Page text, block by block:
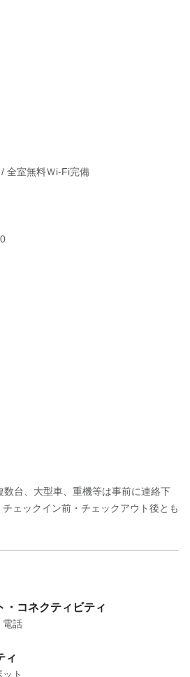
/ 全室無料Ｗi-Fi完備
数台、大型車、重機等は事前に連絡下
ェックイン前・チェックアウト後とも
・コネクティビティ
電話
ィ
ト